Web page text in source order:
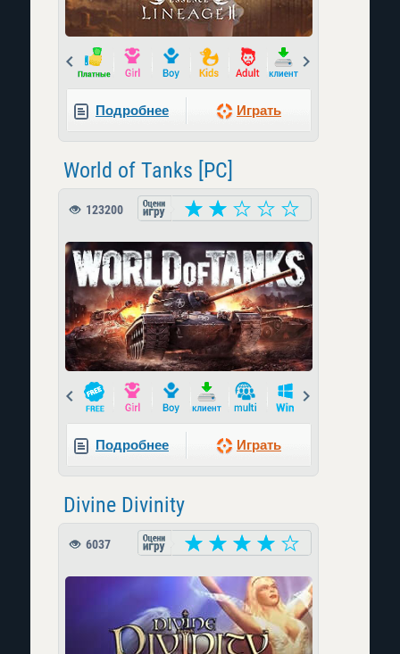
Prev
Подробнее Играть
World of Tanks [PC]
123200
Prev
Подробнее Играть
Divine Divinity
6037